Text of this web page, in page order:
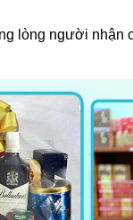
lòng người nhận
Dụng
Gia
Cần